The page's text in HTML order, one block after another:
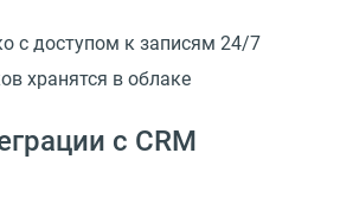
с доступом к записям 24/7
с CRM